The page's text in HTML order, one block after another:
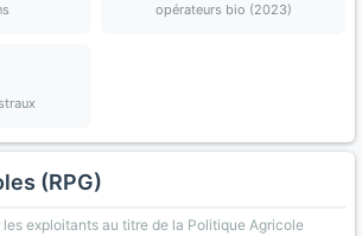
opérateurs bio (2023)
(RPG)
exploitants au titre de la Politique Agricole